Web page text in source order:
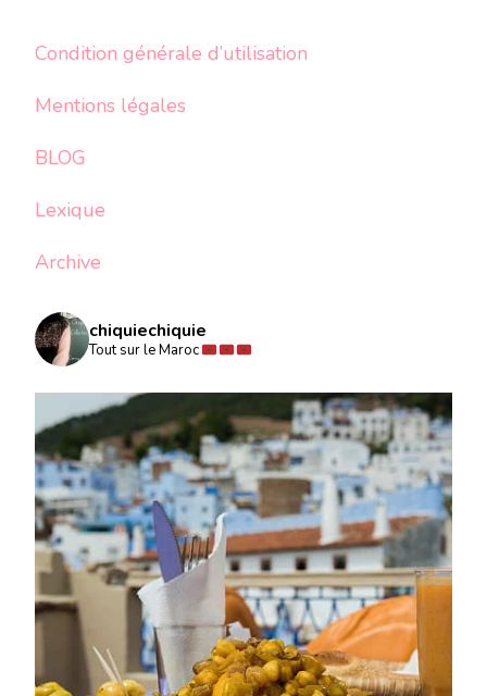
Condition générale d’utilisation
Mentions légales
BLOG
Lexique
Archive
chiquiechiquie
Tout sur le Maroc